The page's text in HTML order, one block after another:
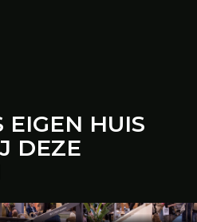
EIGEN HUIS
DEZE